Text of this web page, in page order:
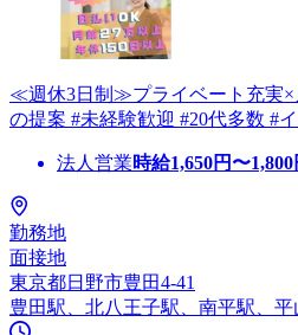
≪週休3日制≫プライベート充実×
の提案 #未経験歓迎 #20代多数 #
法人営業時給1,650円〜1,800
勤務地
面接地
東京都日野市豊田4-41
豊田駅、北八王子駅、南平駅、